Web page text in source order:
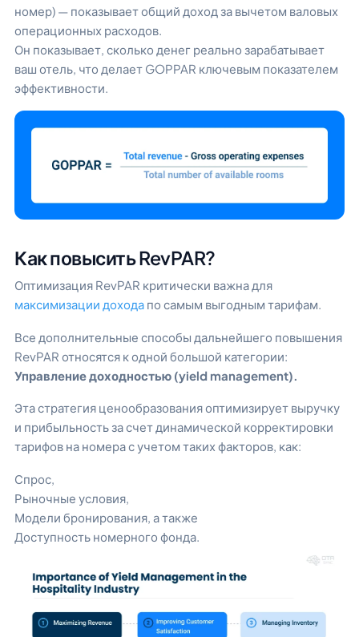
номер) — показывает общий доход за вычетом валовых
операционных расходов.
Он показывает, сколько денег реально зарабатывает
ваш отель, что делает GOPPAR ключевым показателем
эффективности.
Как повысить RevPAR?
Оптимизация RevPAR критически важна для
максимизации дохода по самым выгодным тарифам.
Все дополнительные способы дальнейшего повышения
RevPAR относятся к одной большой категории:
Управление доходностью (yield management).
Эта стратегия ценообразования оптимизирует выручку
и прибыльность за счет динамической корректировки
тарифов на номера с учетом таких факторов, как:
Спрос,
Рыночные условия,
Модели бронирования, а также
Доступность номерного фонда.